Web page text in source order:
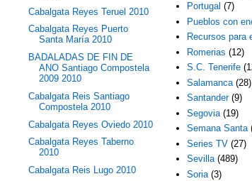
Cabalgata Reyes Teruel 2010
Cabalgata Reyes Puerto
Santa María 2010
BADALADAS DE FIN DE
ANO Santiago Compostela
2009 2010
Cabalgata Reis Santiago
Compostela 2010
Cabalgata Reyes Oviedo 2010
Cabalgata Reyes Taberno
2010
Cabalgata Reis Lugo 2010
Portugal (7)
Pueblos con
Recursos para
Romerias (12)
S.C. Tenerife
Salamanca (28)
Santander (9)
Segovia (19)
Semana Santa
Series TV (27)
Sevilla (489)
Soria (3)